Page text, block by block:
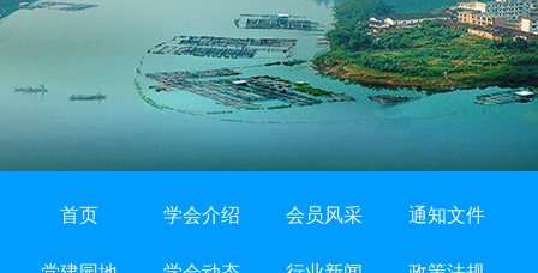
首页 学会介绍 会员风采 通知文件